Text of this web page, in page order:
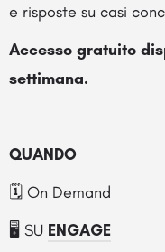
e risposte su casi
Accesso gratuito
settimana.
QUANDO
🗓️ On Demand
🖥️ SU ENGAGE